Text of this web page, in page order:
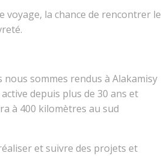
voyage, la chance de rencontrer le
nous sommes rendus à Alakamisy
depuis plus de 30 ans et
à 400 kilomètres au sud
et suivre des projets et